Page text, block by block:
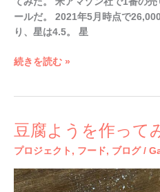
ールだ。 2021年5月時点で
り、星は4.5。 星
み
た
続きを読む »
豆腐ようを作って
プロジェクト , フード, ブログ/
豆
よ
う
を